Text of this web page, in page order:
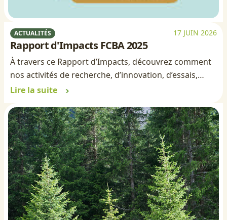
ACTUALITÉS 17 JUIN 2026
Rapport d'Impacts FCBA 2025
À travers ce Rapport d’Impacts, découvrez comment
nos activités de recherche, d’innovation, d’essais,…
Lire la suite